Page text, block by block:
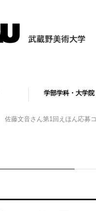
学部学科・大学院
佐藤文音さん第1回えほん応募